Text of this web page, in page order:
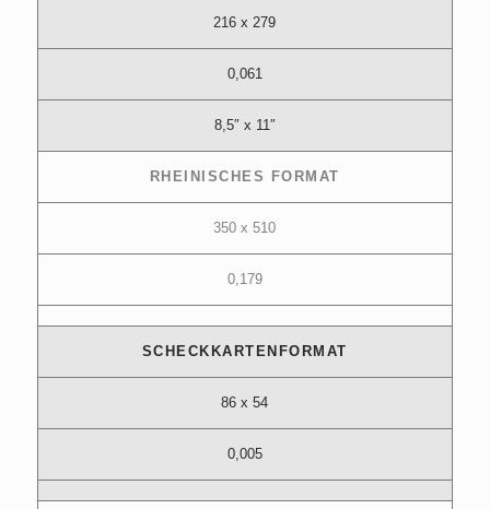
216 x 279
0,061
8,5″ x 11″
RHEINISCHES FORMAT
350 x 510
0,179
SCHECKKARTENFORMAT
86 x 54
0,005